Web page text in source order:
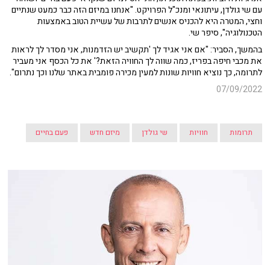
עם שי גולדן, עיתונאי ומנכ"ל הפרויקט. "אנחנו במיזם הזה כבר כמעט שנתיים
וחצי, המטרה היא להכניס אנשים לתרבות של עשיית הטוב באמצעות
הטכנולוגיה", סיפר שי.
בהמשך, הסביר: "אם אני אגיד לך 'תקשיב יש הזדמנות, אני מסדר לך לראות
את מכבי חיפה בפריז, כמה שווה לך החוויה הזאת?' את כל הכסף אני מעביר
לתרומה, כך נוציא חוויות שונות למעין מכירה פומבית באתר שלנו וכך נתרום".
07/09/2022
תרומות חוויות שי גולדן מיזם חדש פעם בחיים